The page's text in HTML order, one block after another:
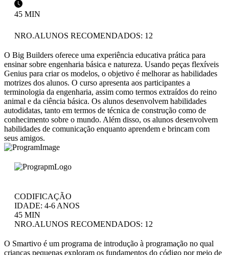
45 MIN
NRO.ALUNOS RECOMENDADOS: 12
O Big Builders oferece uma experiência educativa prática para
ensinar sobre engenharia básica e natureza. Usando peças flexíveis
Genius para criar os modelos, o objetivo é melhorar as habilidades
motrizes dos alunos. O curso apresenta aos participantes a
terminologia da engenharia, assim como termos extraídos do reino
animal e da ciência básica. Os alunos desenvolvem habilidades
autodidatas, tanto em termos de técnica de construção como de
conhecimento sobre o mundo. Além disso, os alunos desenvolvem
habilidades de comunicação enquanto aprendem e brincam com
seus amigos.
CODIFICAÇÃO
IDADE: 4-6 ANOS
45 MIN
NRO.ALUNOS RECOMENDADOS: 12
O Smartivo é um programa de introdução à programação no qual
crianças pequenas exploram os fundamentos do código por meio de